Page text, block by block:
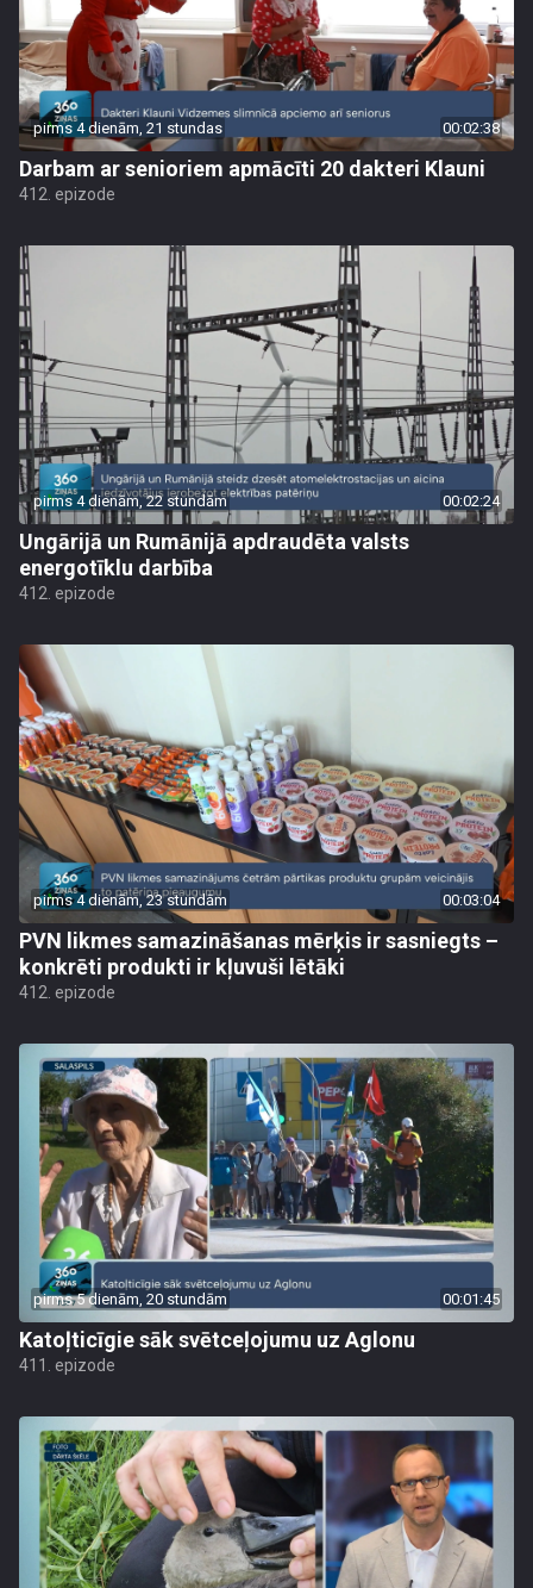
pirms 4 dienām, 21 stundas 00:02:38
Darbam ar senioriem apmācīti 20 dakteri Klauni
412. epizode
pirms 4 dienām, 22 stundām 00:02:24
Ungārijā un Rumānijā apdraudēta valsts
energotīklu darbība
412. epizode
pirms 4 dienām, 23 stundām 00:03:04
PVN likmes samazināšanas mērķis ir sasniegts –
konkrēti produkti ir kļuvuši lētāki
412. epizode
pirms 5 dienām, 20 stundām 00:01:45
Katoļticīgie sāk svētceļojumu uz Aglonu
411. epizode